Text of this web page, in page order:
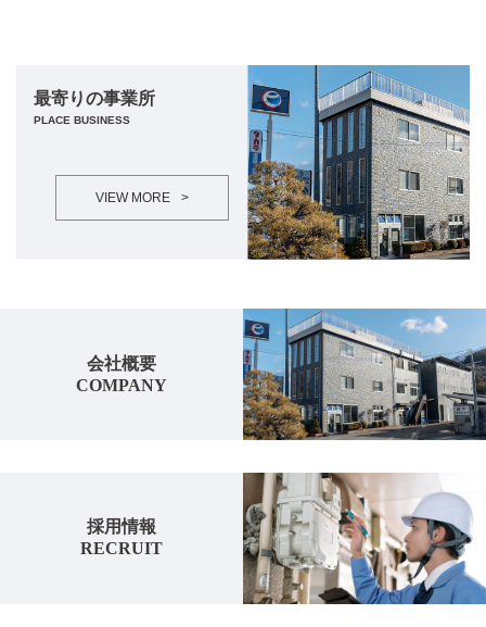
最寄りの事業所
PLACE BUSINESS
VIEW MORE >
会社概要
COMPANY
採用情報
RECRUIT